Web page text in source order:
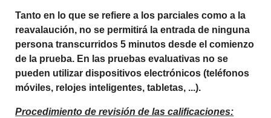
Tanto en lo que se refiere a los parciales como a la
reavalaución, no se permitirá la entrada de ninguna
persona transcurridos 5 minutos desde el comienzo
de la prueba. En las pruebas evaluativas no se
pueden utilizar dispositivos electrónicos (teléfonos
móviles, relojes inteligentes, tabletas, ...).
Procedimiento de revisión de las calificaciones: